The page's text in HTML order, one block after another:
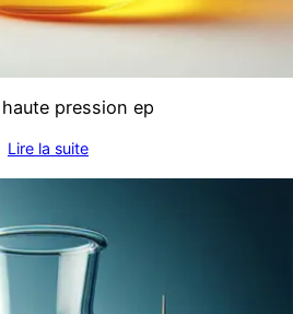
pression ep
Lire la suite